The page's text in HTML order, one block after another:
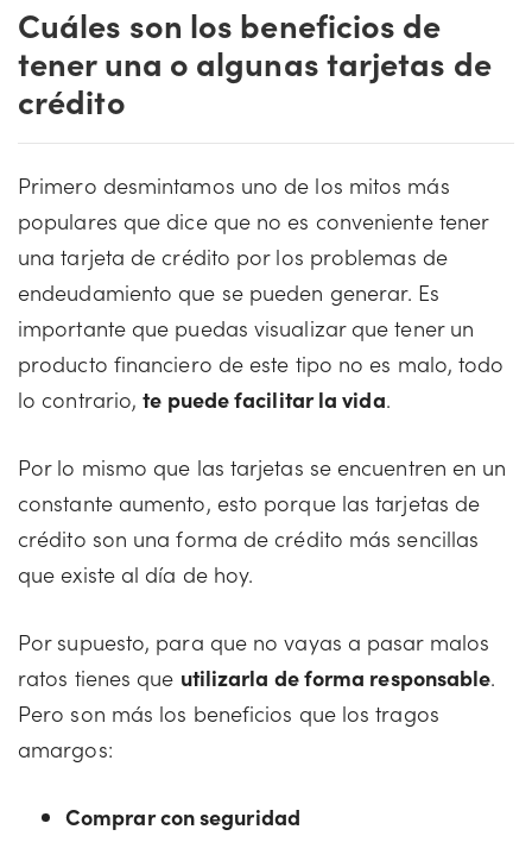
Cuáles son los beneficios de
tener una o algunas tarjetas de
crédito
Primero desmintamos uno de los mitos más
populares que dice que no es conveniente tener
una tarjeta de crédito por los problemas de
endeudamiento que se pueden generar. Es
importante que puedas visualizar que tener un
producto financiero de este tipo no es malo, todo
lo contrario,te puede facilitar la vida.
Por lo mismo que las tarjetas se encuentren en un
constante aumento, esto porque las tarjetas de
crédito son una forma de crédito más sencillas
que existe al día de hoy.
Por supuesto, para que no vayas a pasar malos
ratos tienes que utilizarla de forma responsable.
Pero son más los beneficios que los tragos
amargos:
Comprar con seguridad